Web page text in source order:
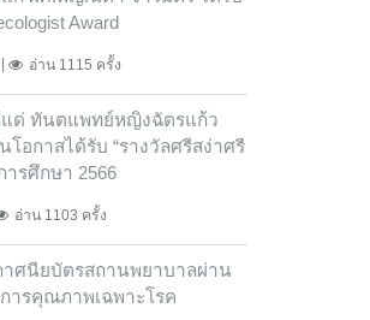
Award
อ่าน 1115 ครั้ง
ด่ ทันตแพทย์หญิงฉัตรแก้ว
อกาสได้รับ “รางวัลศรีสง่าศรี
รศึกษา 2566
อ่าน 1103 ครั้ง
าศนียบัตรสถานพยาบาลผ่าน
ารคุณภาพเฉพาะโรค